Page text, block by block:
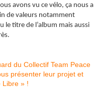
avons vu ce vélo, ça nous a
de valeurs notamment
le titre de l’album mais aussi